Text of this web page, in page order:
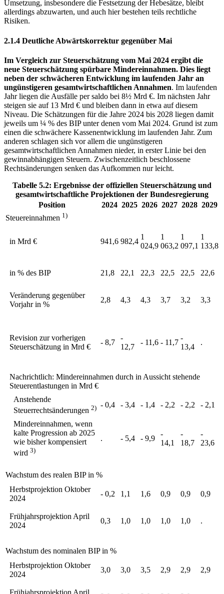
Umsetzung, insbesondere die Festsetzung der Hebesätze, bleibt
allerdings abzuwarten, und auch hier bestehen teils rechtliche
Risiken.
2.1.4 Deutliche Abwärtskorrektur gegenüber Mai
Im Vergleich zur Steuerschätzung vom Mai 2024 ergibt die
neue Steuerschätzung spürbare Mindereinnahmen. Dies liegt
neben der schwächeren Entwicklung im laufenden Jahr an
ungünstigeren gesamtwirtschaftlichen Annahmen. Im laufenden
Jahr liegen die Ausfälle per saldo bei 8½ Mrd €. Im nächsten Jahr
steigen sie auf 13 Mrd € und bleiben dann in etwa auf diesem
Niveau. Die Schätzungen für die Jahre 2024 bis 2028 liegen damit
jeweils um ¼ % des BIPunter denen vom Mai 2024. Grund ist zum
einen die schwächere Kassenentwicklung im laufenden Jahr. Zum
anderen schlagen sich vor allem die ungünstigeren
gesamtwirtschaftlichen Annahmen nieder, in erster Linie bei den
gewinnabhängigen Steuern. Zwischenzeitlich beschlossene
Rechtsänderungen senken das Aufkommen nur leicht.
Tabelle 5.2: Ergebnisse der offiziellen Steuerschätzung und
gesamtwirtschaftliche Projektionen der Bundesregierung
Position
2024 2025 2026 2027 2028 2029
Steuereinnahmen 1)
in Mrd € 941,6 982,4
1
024,9
1
063,2
1
097,1
1
133,8
in % des BIP 21,8 22,1 22,3 22,5 22,5 22,6
Veränderung gegenüber
Vorjahr in %
2,8 4,3 4,3 3,7 3,2 3,3
Revision zur vorherigen
Steuerschätzung in Mrd €
- 8,7
-
12,7
- 11,6 - 11,7
-
13,4
.
Nachrichtlich: Mindereinnahmen durch in Aussicht stehende
Steuerentlastungen in Mrd €
Anstehende
Steuerrechtsänderungen 2) - 0,4 - 3,4 - 1,4 - 2,2 - 2,2 - 2,1
Mindereinnahmen, wenn
kalte Progression ab 2025
wie bisher kompensiert
wird 3)
. - 5,4 - 9,9
-
14,1
-
18,7
-
23,6
Wachstum des realen BIPin %
Herbstprojektion Oktober
2024
- 0,2 1,1 1,6 0,9 0,9 0,9
Frühjahrsprojektion April
2024
0,3 1,0 1,0 1,0 1,0 .
Wachstum des nominalen BIPin %
Herbstprojektion Oktober
2024
3,0 3,0 3,5 2,9 2,9 2,9
Frühjahrsprojektion April